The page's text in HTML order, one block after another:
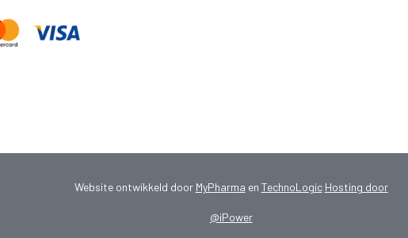
Website ontwikkeld door MyPharma en TechnoLogic Hosting door
@iPower